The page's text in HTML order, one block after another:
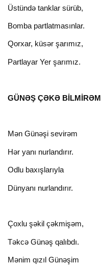
Üstündə tanklar sürüb,
Bomba partlatmasınlar.
Qorxar, küsər şarımız,
Partlayar Yer şarımız.
GÜNƏŞ ÇƏKƏ BİLMİRƏM
Mən Günəşi sevirəm
Hər yanı nurlandırır.
Odlu baxışlarıyla
Dünyanı nurlandırır.
Çoxlu şəkil çəkmişəm,
Тəkcə Günəş qalıbdı.
Mənim qızıl Günəşim